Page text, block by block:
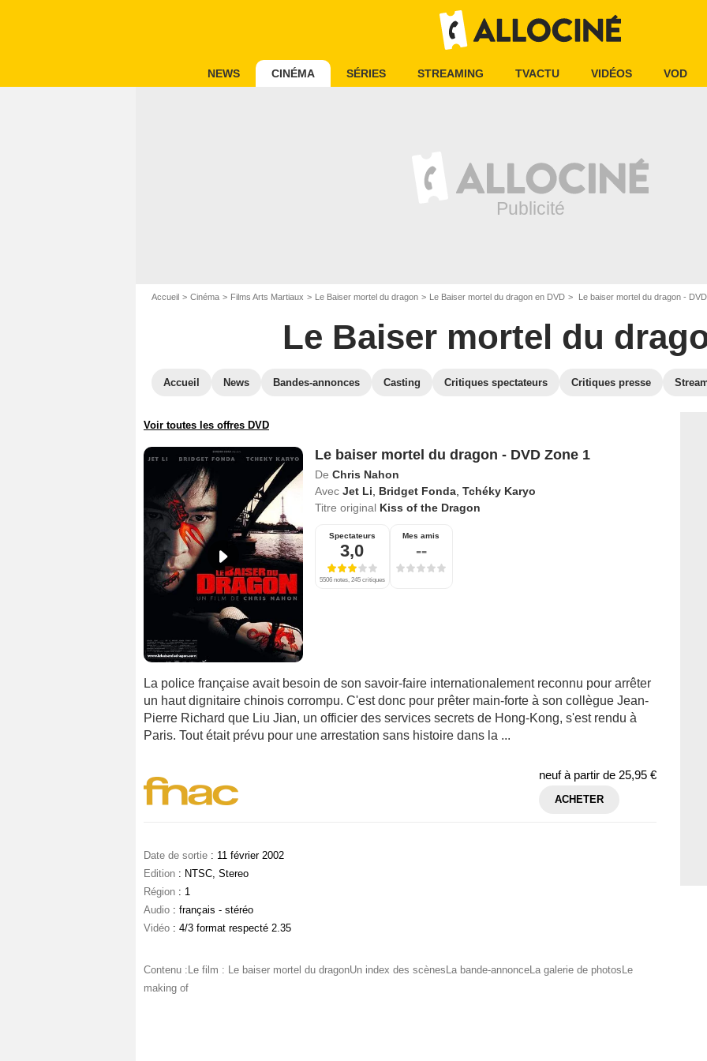
NEWS CINÉMA SÉRIES STREAMING TVACTU VIDÉOS VOD
Accueil Cinéma Films Arts Martiaux Le Baiser mortel du dragon Le Baiser mortel du dragon en DVD Le baiser mortel du dragon -
Le Baiser mortel du
Accueil News Bandes-annonces Casting Critiques spectateurs Critiques presse
Voir toutes les offres DVD
Le baiser mortel du dragon - DVD Zone 1
De Chris Nahon
Avec Jet Li Bridget Fonda, Tchéky Karyo
Titre original Kiss of the Dragon
Spectateurs
3,0
5506 notes, 245 critiques
Mes amis
--
La police française avait besoin de son savoir-faire internationalement reconnu pour arrêter
un haut dignitaire chinois corrompu. C'est donc pour prêter main-forte à son collègue Jean-
Pierre Richard que Liu Jian, un officier des services secrets de Hong-Kong, s'est rendu à
Paris. Tout était prévu pour une arrestation sans histoire dans la ...
neuf à partir de 25,95 €
ACHETER
Date de sortie : 11 février 2002
Edition : NTSC, Stereo
Région : 1
Audio : français - stéréo
Vidéo : 4/3 format respecté 2.35
Contenu :Le film : Le baiser mortel du dragonUn index des scènesLa bande-annonceLa galerie de photosLe
making of